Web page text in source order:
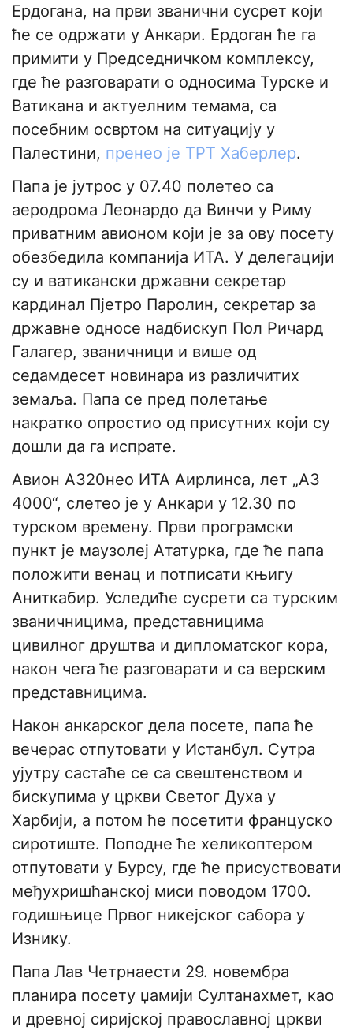
Ердогана, на први званични сусрет који
ће се одржати у Анкари. Ердоган ће га
примити у Председничком комплексу,
где ће разговарати о односима Турске и
Ватикана и актуелним темама, са
посебним освртом на ситуацију у
Палестини, пренео је ТРТ Хаберлер.
Папа је јутрос у 07.40 полетео са
аеродрома Леонардо да Винчи у Риму
приватним авионом који је за ову посету
обезбедила компанија ИТА. У делегацији
су и ватикански државни секретар
кардинал Пјетро Паролин, секретар за
државне односе надбискуп Пол Ричард
Галагер, званичници и више од
седамдесет новинара из различитих
земаља. Папа се пред полетање
накратко опростио од присутних који су
дошли да га испрате.
Авион А320нео ИТА Аирлинса, лет „АЗ
4000“, слетео је у Анкари у 12.30 по
турском времену. Први програмски
пункт је маузолеј Ататурка, где ће папа
положити венац и потписати књигу
Аниткабир. Уследиће сусрети са турским
званичницима, представницима
цивилног друштва и дипломатског кора,
након чега ће разговарати и са верским
представницима.
Након анкарског дела посете, папа ће
вечерас отпутовати у Истанбул. Сутра
ујутру састаће се са свештенством и
бискупима у цркви Светог Духа у
Харбији, а потом ће посетити француско
сиротиште. Поподне ће хеликоптером
отпутовати у Бурсу, где ће присуствовати
међухришћанској миси поводом 1700.
годишњице Првог никејског сабора у
Изнику.
Папа Лав Четрнаести 29. новембра
планира посету џамији Султанахмет, као
и древној сиријској православној цркви